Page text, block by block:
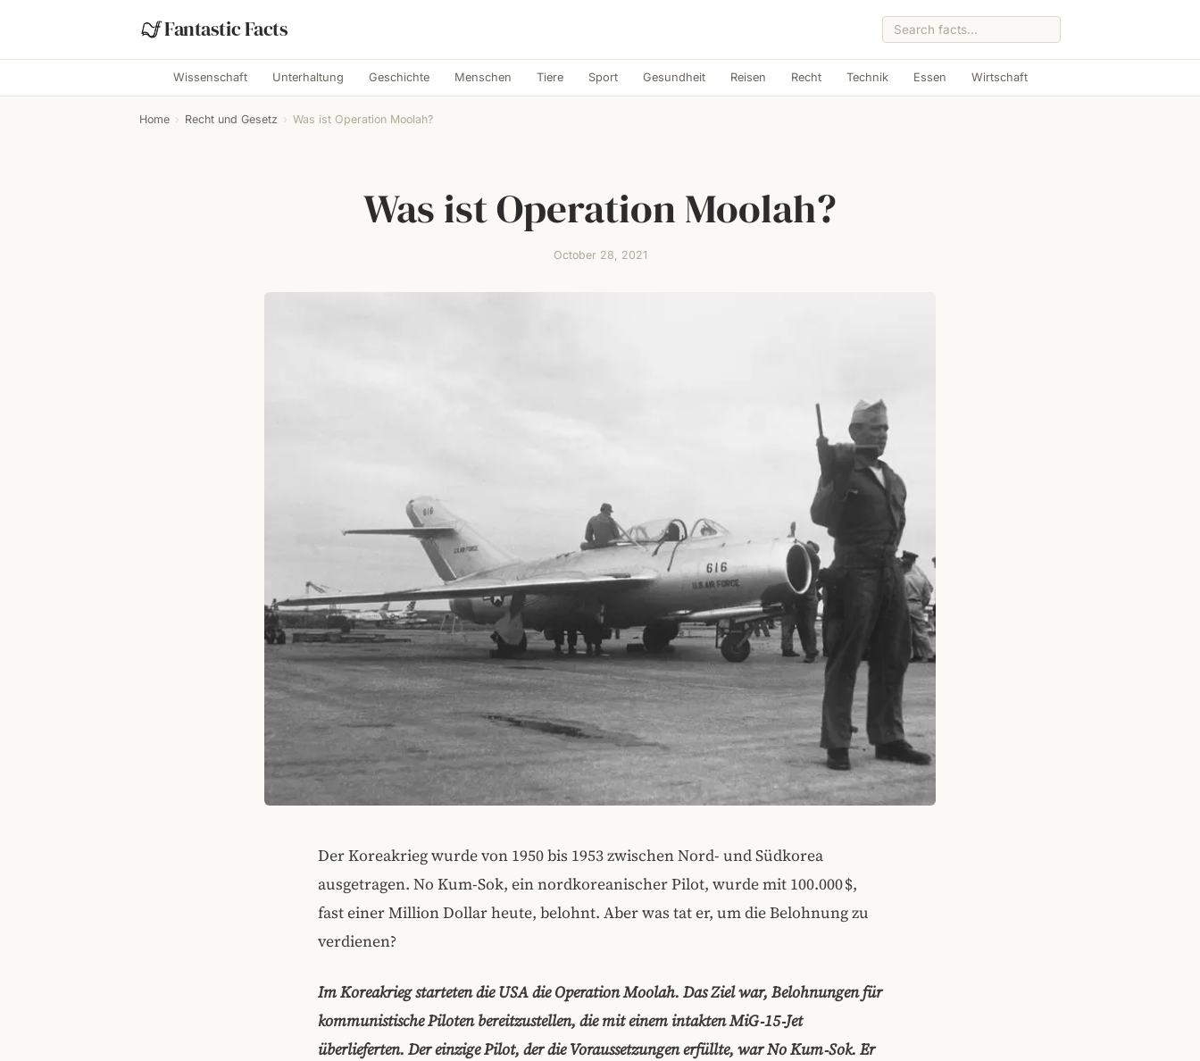
Fantastic Facts
Wissenschaft Unterhaltung Geschichte Menschen Tiere Sport Gesundheit Reisen Recht Technik Essen Wirtschaft
Home › Recht und Gesetz › Was ist Operation Moolah?
Was ist Operation Moolah?
October 28, 2021
Der Koreakrieg wurde von 1950 bis 1953 zwischen Nord- und Südkorea
ausgetragen. No Kum-Sok, ein nordkoreanischer Pilot, wurde mit 100.000 $,
fast einer Million Dollar heute, belohnt. Aber was tat er, um die Belohnung zu
verdienen?
Im Koreakrieg starteten die USA die Operation Moolah. Das Ziel war, Belohnungen für
kommunistische Piloten bereitzustellen, die mit einem intakten MiG‑15‑Jet
überlieferten. Der einzige Pilot, der die Voraussetzungen erfüllte, war No Kum‑Sok. Er